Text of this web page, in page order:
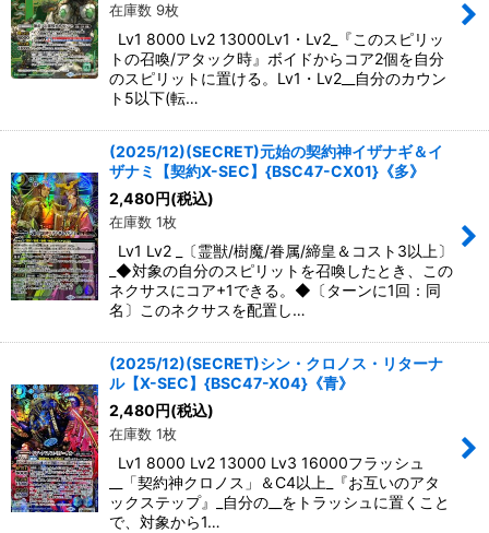
在庫数 9枚
Lv1 8000 Lv2 13000Lv1・Lv2_『このスピリッ
トの召喚/アタック時』ボイドからコア2個を自分
のスピリットに置ける。Lv1・Lv2__自分のカウン
ト5以下(転…
(2025/12)(SECRET)元始の契約神イザナギ＆イ
ザナミ【契約X-SEC】{BSC47-CX01}《多》
2,480円(税込)
在庫数 1枚
Lv1 Lv2 _〔霊獣/樹魔/眷属/締皇＆コスト3以上〕
_◆対象の自分のスピリットを召喚したとき、この
ネクサスにコア+1できる。◆〔ターンに1回：同
名〕このネクサスを配置し…
(2025/12)(SECRET)シン・クロノス・リターナ
ル【X-SEC】{BSC47-X04}《青》
2,480円(税込)
在庫数 1枚
Lv1 8000 Lv2 13000 Lv3 16000フラッシュ
__「契約神クロノス」＆C4以上_『お互いのアタ
ックステップ』_自分の__をトラッシュに置くこと
で、対象から1…